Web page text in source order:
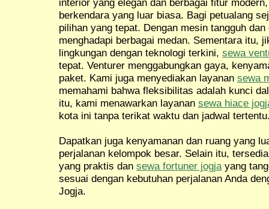
berkendara yang luar biasa. Bagi petualang
pilihan yang tepat. Dengan mesin tangguh
menghadapi berbagai medan. Sementara itu,
lingkungan dengan teknologi terkini, sewa
tepat. Venturer menggabungkan gaya,
paket. Kami juga menyediakan layanan sewa
memahami bahwa fleksibilitas adalah kunci
itu, kami menawarkan layanan sewa hiace
kota ini tanpa terikat waktu dan jadwal
Dapatkan juga kenyamanan dan ruang yang
perjalanan kelompok besar. Selain itu,
yang praktis dan sewa fortuner jogja yang
sesuai dengan kebutuhan perjalanan Anda
Jogja.